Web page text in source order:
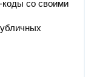
коды со своими